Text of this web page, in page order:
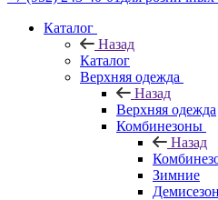
Каталог
Назад
Каталог
Верхняя одежда
Назад
Верхняя одежда
Комбинезоны
Назад
Зимние